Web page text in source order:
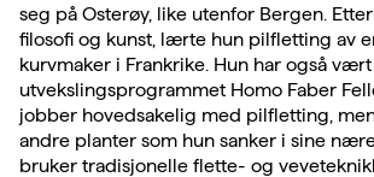
seg på Osterøy, like utenfor Bergen.
filosofi og kunst, lærte hun pilfletting av
kurvmaker i Frankrike. Hun har også
utvekslingsprogrammet Homo Faber
jobber hovedsakelig med pilfletting,
andre planter som hun sanker i sine
bruker tradisjonelle flette- og